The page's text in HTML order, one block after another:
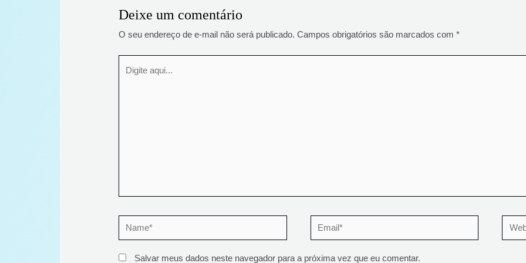
o r
p
Deixe um comentário
O seu endereço de e-mail não será publicado. Campos obrigatórios são marcados com*
aqui...
Name* Email*
Salvar meus dados neste navegador para a próxima vez que eu comentar.